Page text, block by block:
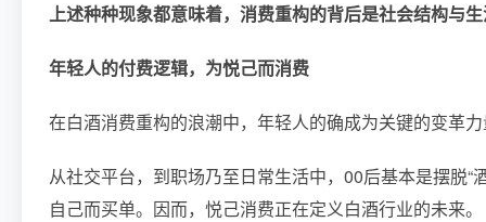
上述种种现象都意味着，消费重构的背后是社会结构与
年轻人的付费逻辑，为悦己而消费
在白酒消费重构的浪潮中，年轻人的确成为关键的变革
从社交平台，到职场乃至日常生活中，00后基本是摆脱
自己而买单。因而，悦己消费正在定义白酒行业的未来。